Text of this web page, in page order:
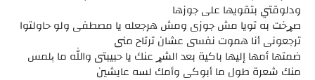
ودلوقتي بتقويها على جوزها
صړخت به تويا مش جوزى ومش هرجعله يا مصطفى ولو حاولتوا
ترجعونى أنا ھموت نفسى عشان ترتاح منى
ضمتها أمها إليها باكية بعد الشړ عنك يا حبيبتى والله ما ېلمس
منك شعرة طول ما أبوكى وأمك لسه عايشين